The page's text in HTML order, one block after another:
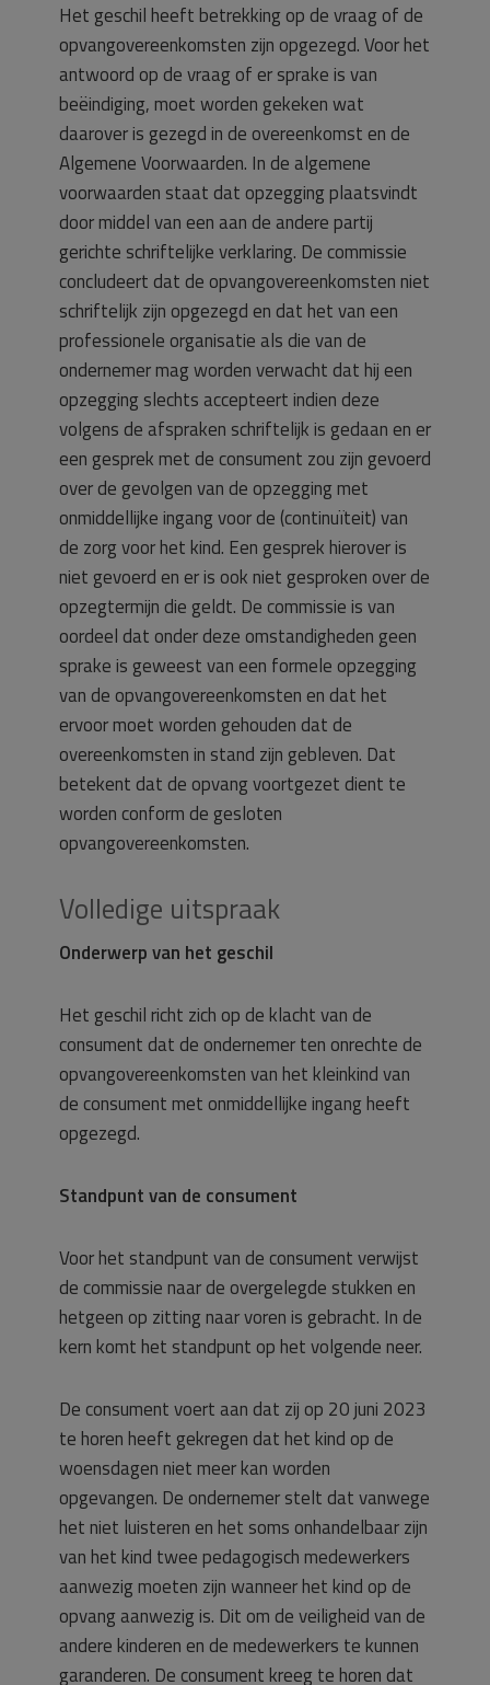
Het geschil heeft betrekking op de vraag of de
opvangovereenkomsten zijn opgezegd. Voor het
antwoord op de vraag of er sprake is van
beëindiging, moet worden gekeken wat
daarover is gezegd in de overeenkomst en de
Algemene Voorwaarden. In de algemene
voorwaarden staat dat opzegging plaatsvindt
door middel van een aan de andere partij
gerichte schriftelijke verklaring. De commissie
concludeert dat de opvangovereenkomsten niet
schriftelijk zijn opgezegd en dat het van een
professionele organisatie als die van de
ondernemer mag worden verwacht dat hij een
opzegging slechts accepteert indien deze
volgens de afspraken schriftelijk is gedaan en er
een gesprek met de consument zou zijn gevoerd
over de gevolgen van de opzegging met
onmiddellijke ingang voor de (continuïteit) van
de zorg voor het kind. Een gesprek hierover is
niet gevoerd en er is ook niet gesproken over de
opzegtermijn die geldt. De commissie is van
oordeel dat onder deze omstandigheden geen
sprake is geweest van een formele opzegging
van de opvangovereenkomsten en dat het
ervoor moet worden gehouden dat de
overeenkomsten in stand zijn gebleven. Dat
betekent dat de opvang voortgezet dient te
worden conform de gesloten
opvangovereenkomsten.
Volledige uitspraak
Onderwerp van het geschil
Het geschil richt zich op de klacht van de
consument dat de ondernemer ten onrechte de
opvangovereenkomsten van het kleinkind van
de consument met onmiddellijke ingang heeft
opgezegd.
Standpunt van de consument
Voor het standpunt van de consument verwijst
de commissie naar de overgelegde stukken en
hetgeen op zitting naar voren is gebracht. In de
kern komt het standpunt op het volgende neer.
De consument voert aan dat zij op 20 juni 2023
te horen heeft gekregen dat het kind op de
woensdagen niet meer kan worden
opgevangen. De ondernemer stelt dat vanwege
het niet luisteren en het soms onhandelbaar zijn
van het kind twee pedagogisch medewerkers
aanwezig moeten zijn wanneer het kind op de
opvang aanwezig is. Dit om de veiligheid van de
andere kinderen en de medewerkers te kunnen
garanderen. De consument kreeg te horen dat